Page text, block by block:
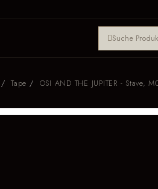
Tape OSI AND THE JUPITER - Stave,